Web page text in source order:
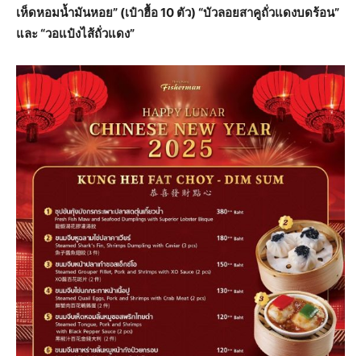
เห็ดหอมน้ำมันหอย” (เป๋าฮื้อ 10 ตัว) “บัวลอยสาคูถั่วแดงบดร้อน”
และ “วอแป๋งไส้ถั่วแดง”